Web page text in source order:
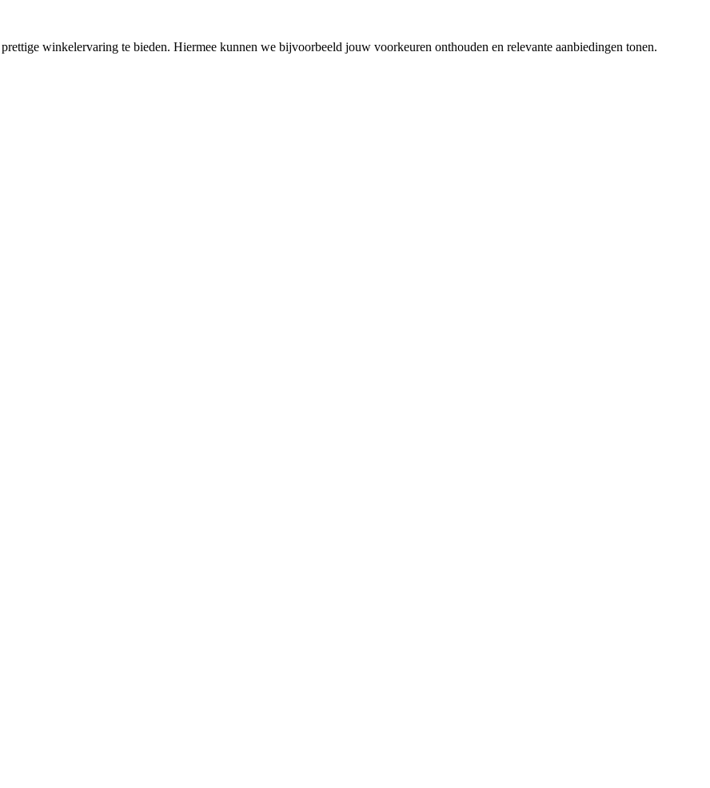
winkelervaring te bieden. Hiermee kunnen we bijvoorbeeld jouw voorkeuren onthouden en relevante aanbiedingen tonen.